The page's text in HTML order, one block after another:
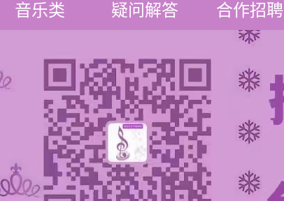
音乐类 疑问解答 合作招聘